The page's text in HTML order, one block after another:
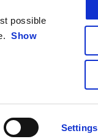
possible
Show
Settings